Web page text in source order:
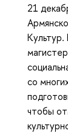
21
Культур.
со
чтобы